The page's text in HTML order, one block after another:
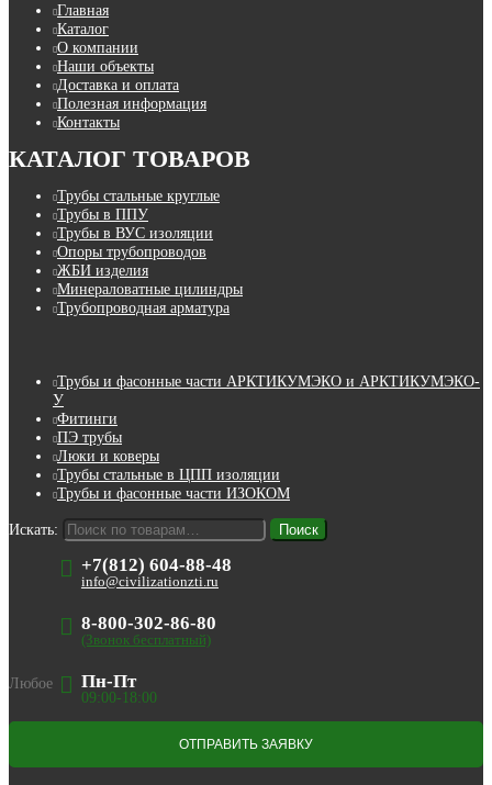
Главная
Каталог
О компании
Наши объекты
Доставка и оплата
Полезная информация
Контакты
КАТАЛОГ ТОВАРОВ
Трубы стальные круглые
Трубы в ППУ
Трубы в ВУС изоляции
Опоры трубопроводов
ЖБИ изделия
Минераловатные цилиндры
Трубопроводная арматура
Трубы и фасонные части АРКТИКУМЭКО и АРКТИКУМЭКО-
У
Фитинги
ПЭ трубы
Люки и коверы
Трубы стальные в ЦПП изоляции
Трубы и фасонные части ИЗОКОМ
Искать: Поиск
+7(812) 604-88-48
info@civilizationzti.ru
8-800-302-86-80
(Звонок бесплатный)
Пн-Пт
09:00-18:00
Любое